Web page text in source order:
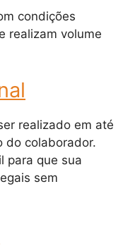
condições
realizam volume
realizado em até
do colaborador.
para que sua
sem